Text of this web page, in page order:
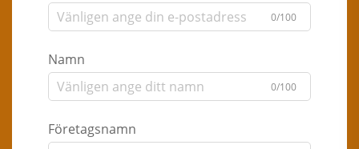
0/100
Namn
0/100
Företagsnamn